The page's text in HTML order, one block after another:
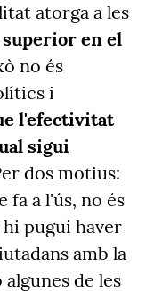
atorga a les
en el
no és
i
l'efectivitat
sigui
dos motius:
fa a l'ús, no és
pugui haver
amb la
de les